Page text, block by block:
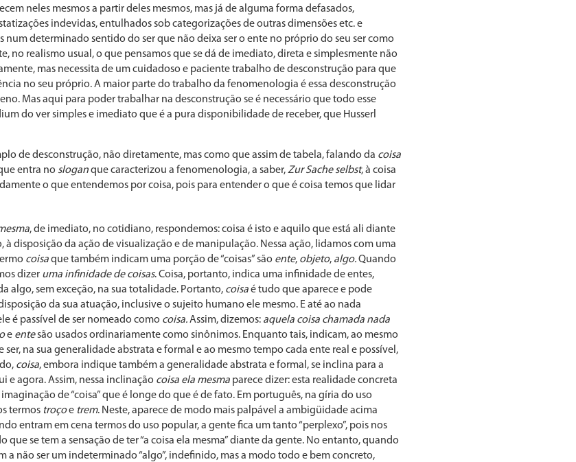
neles mesmos a partir deles mesmos, mas já de alguma forma defasados,
indevidas, entulhados sob categorizações de outras dimensões etc. e
determinado sentido do ser que não deixa ser o ente no próprio do seu ser como
no realismo usual, o que pensamos que se dá de imediato, direta e simplesmente não
mas necessita de um cuidadoso e paciente trabalho de desconstrução para que
no seu próprio. A maior parte do trabalho da fenomenologia é essa desconstrução
Mas aqui para poder trabalhar na desconstrução se é necessário que todo esse
do ver simples e imediato que é a pura disponibilidade de receber, que Husserl
de desconstrução, não diretamente, mas como que assim de tabela, falando da coisa
entra no sloganque caracterizou a fenomenologia, a saber,Zur Sache selbst, à coisa
o que entendemos por coisa, pois para entender o que é coisa temos que lidar
, de imediato, no cotidiano, respondemos: coisa é isto e aquilo que está ali diante
disposição da ação de visualização e de manipulação. Nessa ação, lidamos com uma
coisaque também indicam uma porção de “coisas” são ente, objeto, algo.Quando
dizer uma infinidade de coisas. Coisa, portanto, indica uma infinidade de entes,
algo, sem exceção, na sua totalidade. Portanto, coisaé tudo que aparece e pode
da sua atuação, inclusive o sujeito humano ele mesmo. E até ao nada
é passível de ser nomeado como coisa.Assim, dizemos: aquela coisa chamada nada
e entesão usados ordinariamente como sinônimos. Enquanto tais, indicam, ao mesmo
na sua generalidade abstrata e formal e ao mesmo tempo cada ente real e possível,
coisa, embora indique também a generalidade abstrata e formal, se inclina para a
e agora. Assim, nessa inclinação coisa ela mesma parece dizer: esta realidade concreta
de “coisa” que é longe do que é de fato. Em português, na gíria do uso
termos troçoe trem. Neste, aparece de modo mais palpável a ambigüidade acima
entram em cena termos do uso popular, a gente fica um tanto “perplexo”, pois nos
que se tem a sensação de ter “a coisa ela mesma” diante da gente. No entanto, quando
a não ser um indeterminado “algo”, indefinido, mas a modo todo e bem concreto,